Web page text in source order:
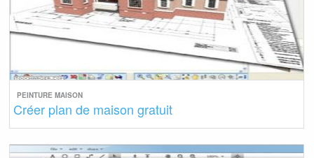
PEINTURE MAISON
Créer plan de maison gratuit